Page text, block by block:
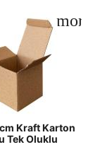
Kraft Karton
Tek Oluklu